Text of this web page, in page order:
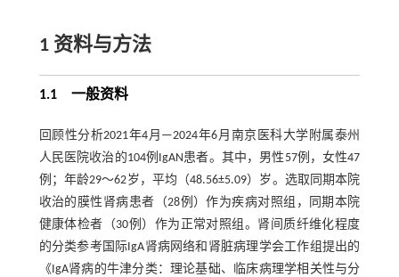
1 资料与方法
1.1 一般资料
回顾性分析2021年4月—2024年6月南京医科大学附属泰州
人民医院收治的104例IgAN患者。其中，男性57例，女性47
例；年龄29～62岁，平均（48.56±5.09）岁。选取同期本院
收治的膜性肾病患者（28例）作为疾病对照组，同期本院
健康体检者（30例）作为正常对照组。肾间质纤维化程度
的分类参考国际IgA肾病网络和肾脏病理学会工作组提出的
《IgA肾病的牛津分类：理论基础、临床病理学相关性与分